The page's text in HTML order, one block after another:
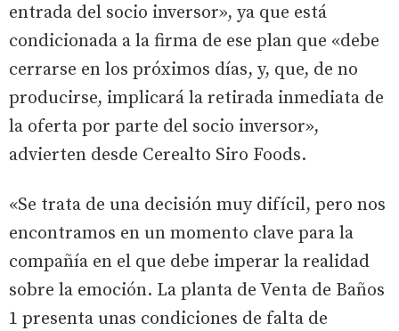
entrada del socio inversor», ya que está
condicionada a la firma de ese plan que «debe
cerrarse en los próximos días, y, que, de no
producirse, implicará la retirada inmediata de
la oferta por parte del socio inversor»,
advierten desde Cerealto Siro Foods.
«Se trata de una decisión muy difícil, pero nos
encontramos en un momento clave para la
compañía en el que debe imperar la realidad
sobre la emoción. La planta de Venta de Baños
1 presenta unas condiciones de falta de